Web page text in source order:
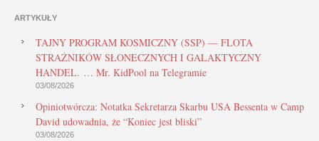
ARTYKUŁY
TAJNY PROGRAM KOSMICZNY (SSP) — FLOTA
STRAŻNIKÓW SŁONECZNYCH I GALAKTYCZNY
HANDEL. … Mr. KidPool na Telegramie
03/08/2026
Opiniotwórcza: Notatka Sekretarza Skarbu USA Bessenta w Camp
David udowadnia, że “Koniec jest bliski”
03/08/2026